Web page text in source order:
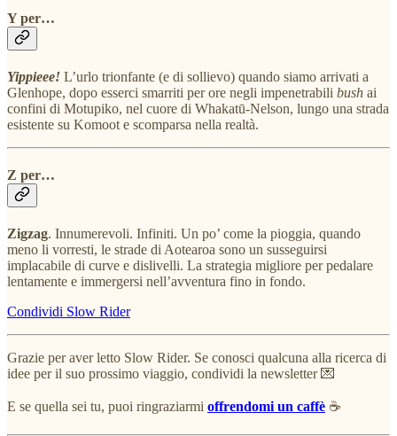
Y per…
Yippieee! L’urlo trionfante (e di sollievo) quando siamo arrivati a
Glenhope, dopo esserci smarriti per ore negli impenetrabili bush ai
confini di Motupiko, nel cuore di Whakatū-Nelson, lungo una strada
esistente su Komoot e scomparsa nella realtà.
Z per…
Zigzag. Innumerevoli. Infiniti. Un po’ come la pioggia, quando
meno li vorresti, le strade di Aotearoa sono un susseguirsi
implacabile di curve e dislivelli. La strategia migliore per pedalare
lentamente e immergersi nell’avventura fino in fondo.
Condividi Slow Rider
Grazie per aver letto Slow Rider. Se conosci qualcuna alla ricerca di
idee per il suo prossimo viaggio, condividi la newsletter 💌
E se quella sei tu, puoi ringraziarmi offrendomi un caffè ☕